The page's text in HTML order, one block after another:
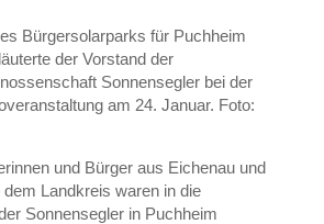
Bürgersolarparks für Puchheim
der Vorstand der
Sonnensegler bei der
am 24. Januar. Foto:
und Bürger aus Eichenau und
Landkreis waren in die
Sonnensegler in Puchheim